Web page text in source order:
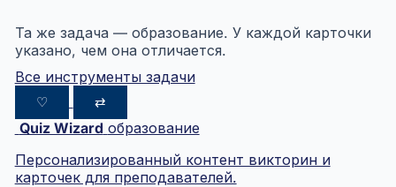
Та же задача — образование. У каждой карточки
указано, чем она отличается.
Все инструменты задачи
♡ ⇄
Quiz Wizard образование
Персонализированный контент викторин и
карточек для преподавателей.